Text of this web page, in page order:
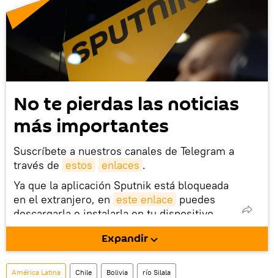
No te pierdas las noticias
más importantes
Suscríbete a nuestros canales de Telegram a
través de estos enlaces .
Ya que la aplicación Sputnik está bloqueada
en el extranjero, en este enlace puedes
descargarla e instalarla en tu dispositivo
móvil (¡solo para Android!).
También tenemos una cuenta en la red
social rusa VK .
Expandir
América Latina Chile Bolivia río Silala